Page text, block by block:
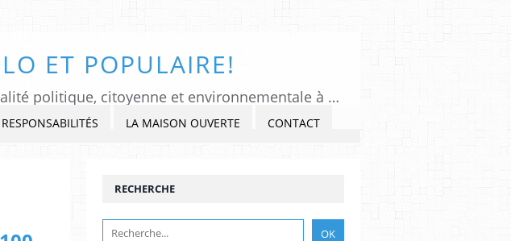
ET POPULAIRE!
Tous Montreuil, un regard indépendant et critique sur l'actualité politique, citoyenne et environnementale à Montreuil sous Bois, Seine-Saint-Denis. Veiller, Lancer l'alerte, commenter et critiquer l'exercice du pouvoir, s'impliquer dans la Cité, au présent et au futur!
LA MAISON OUVERTE CONTACT
RECHERCHE